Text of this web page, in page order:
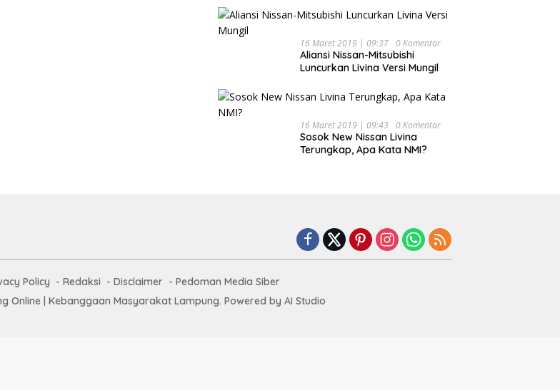
16 Maret 2019 | 09:37 0 Komentar
Aliansi Nissan-Mitsubishi
Luncurkan Livina Versi Mungil
16 Maret 2019 | 09:43 0 Komentar
Sosok New Nissan Livina
Terungkap, Apa Kata NMI?
Policy Redaksi Disclaimer
Pedoman Media Siber
Online | Kebanggaan Masyarakat Lampung. Powered by AI Studio